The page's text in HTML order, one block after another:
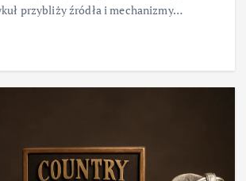
przybliży źródła i mechanizmy…